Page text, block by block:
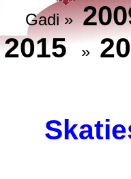
Gadi »
2015
»